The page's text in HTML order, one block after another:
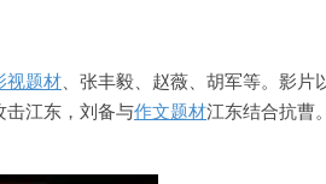
视题材 、张丰毅、赵薇、胡军等。影片
击江东，刘备与作文题材江东结合抗曹